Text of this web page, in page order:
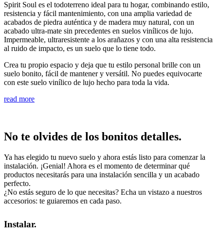
Spirit Soul es el todoterreno ideal para tu hogar, combinando estilo,
resistencia y fácil mantenimiento, con una amplia variedad de
acabados de piedra auténtica y de madera muy natural, con un
acabado ultra-mate sin precedentes en suelos vinílicos de lujo.
Impermeable, ultraresistente a los arañazos y con una alta resistencia
al ruido de impacto, es un suelo que lo tiene todo.
Crea tu propio espacio y deja que tu estilo personal brille con un
suelo bonito, fácil de mantener y versátil. No puedes equivocarte
con este suelo vinílico de lujo hecho para toda la vida.
read more
No te olvides de los bonitos detalles.
Ya has elegido tu nuevo suelo y ahora estás listo para comenzar la
instalación. ¡Genial! Ahora es el momento de determinar qué
productos necesitarás para una instalación sencilla y un acabado
perfecto.
¿No estás seguro de lo que necesitas? Echa un vistazo a nuestros
accesorios: te guiaremos en cada paso.
Instalar.